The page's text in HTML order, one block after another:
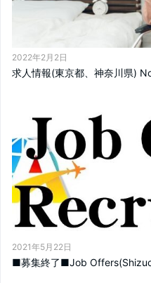
2022年2月2日
求人情報(東京都、神奈川県)
2021年5月22日
■募集終了■Job